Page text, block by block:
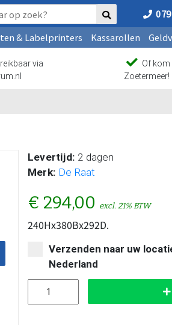
& Labelprinters Kassarollen
via
Of
Zoetermeer!
Levertijd: 2 dagen
Merk: De Raat
€ 294,00 excl. 21% BTW
240Hx380Bx292D.
Verzenden naar uw
Nederland